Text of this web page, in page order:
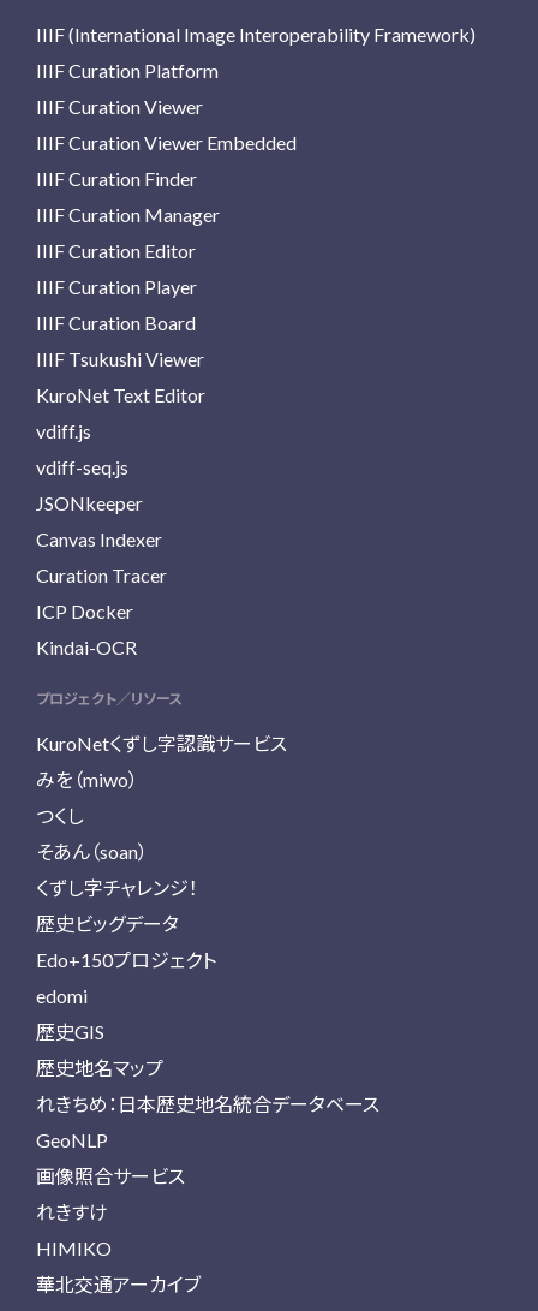
IIIF (International Image Interoperability Framework)
IIIF Curation Platform
IIIF Curation Viewer
IIIF Curation Viewer Embedded
IIIF Curation Finder
IIIF Curation Manager
IIIF Curation Editor
IIIF Curation Player
IIIF Curation Board
IIIF Tsukushi Viewer
KuroNet Text Editor
vdiff.js
vdiff-seq.js
JSONkeeper
Canvas Indexer
Curation Tracer
ICP Docker
Kindai-OCR
プロジェクト／リソース
KuroNetくずし字認識サービス
みを（miwo）
つくし
そあん（soan）
くずし字チャレンジ！
歴史ビッグデータ
Edo+150プロジェクト
edomi
歴史GIS
歴史地名マップ
れきちめ：日本歴史地名統合データベース
GeoNLP
画像照合サービス
れきすけ
HIMIKO
華北交通アーカイブ